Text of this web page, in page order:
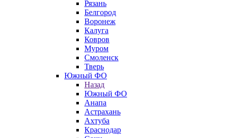
Рязань
Белгород
Воронеж
Калуга
Ковров
Муром
Смоленск
Тверь
Южный ФО
Назад
Южный ФО
Анапа
Астрахань
Ахтуба
Краснодар